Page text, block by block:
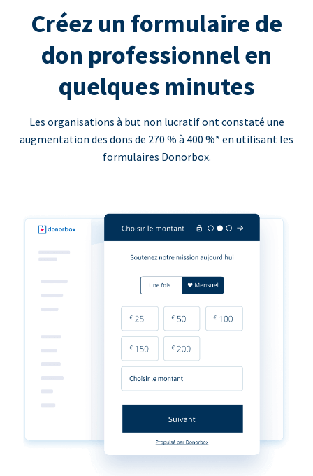
Créez un formulaire de
don professionnel en
quelques minutes
Les organisations à but non lucratif ont constaté une
augmentation des dons de 270 % à 400 %* en utilisant les
formulaires Donorbox.